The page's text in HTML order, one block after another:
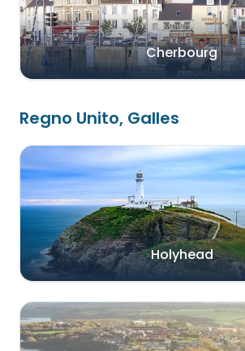
Cherbourg
Regno Unito, Galles
Holyhead